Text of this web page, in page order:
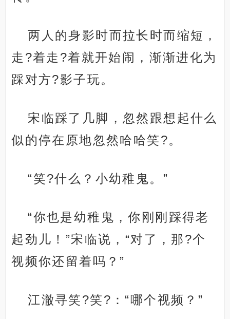
两人的身影时而拉长时而缩短，
走?着走?着就开始闹，渐渐进化为
踩对方?影子玩。
宋临踩了几脚，忽然跟想起什么
似的停在原地忽然哈哈笑?。
“笑?什么？小幼稚鬼。”
“你也是幼稚鬼，你刚刚踩得老
起劲儿！”宋临说，“对了，那?个
视频你还留着吗？”
江澈寻笑?笑?：“哪个视频？”